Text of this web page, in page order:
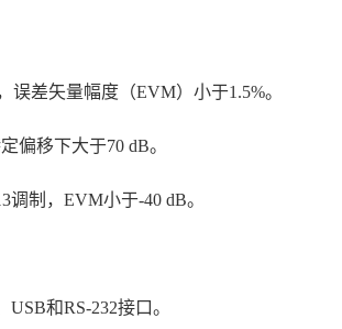
误差矢量幅度（EVM）小于1.5%。
偏移下大于70 dB。
调制，EVM小于-40 dB。
和RS-232接口。